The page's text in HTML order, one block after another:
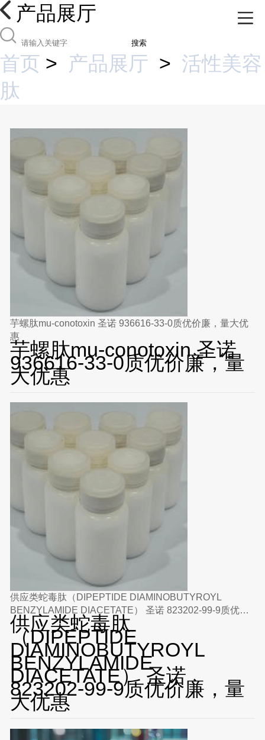
产品展厅
搜索
首页 > 产品展厅 > 活性美容
肽
芋螺肽mu-conotoxin 圣诺 936616-33-0质优价廉，量大优
惠
芋螺肽mu-conotoxin 圣诺
936616-33-0质优价廉，量
大优惠
供应类蛇毒肽（DIPEPTIDE DIAMINOBUTYROYL
BENZYLAMIDE DIACETATE） 圣诺 823202-99-9质优价
廉，量大优惠
供应类蛇毒肽
（DIPEPTIDE
DIAMINOBUTYROYL
BENZYLAMIDE
DIACETATE） 圣诺
823202-99-9质优价廉，量
大优惠